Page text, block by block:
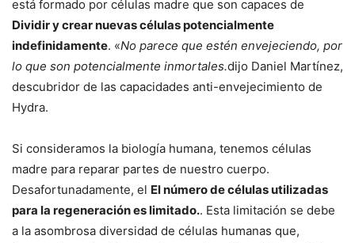
está formado por células madre que son capaces de
Dividir y crear nuevas células potencialmente
indefinidamente. «No parece que estén envejeciendo, por
lo que son potencialmente inmortales.dijo Daniel Martínez,
descubridor de las capacidades anti-envejecimiento de
Hydra.
Si consideramos la biología humana, tenemos células
madre para reparar partes de nuestro cuerpo.
Desafortunadamente, el El número de células utilizadas
para la regeneración es limitado.. Esta limitación se debe
a la asombrosa diversidad de células humanas que,